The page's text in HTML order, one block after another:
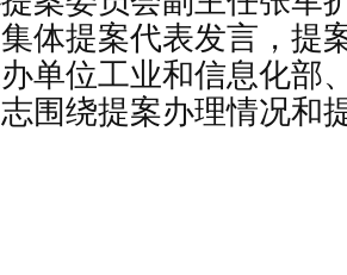
体提案代表发言，提
单位工业和信息化部
围绕提案办理情况和